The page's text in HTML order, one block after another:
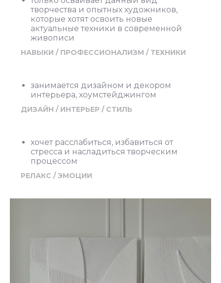
творчества и опытных художников,
которые хотят освоить новые
актуальные техники в современной
живописи
НАВЫКИ / ПРОФЕССИОНАЛИЗМ / ТЕХНИКИ
занимается дизайном и декором
интерьера, хоумстейджингом
ДИЗАЙН / ИНТЕРЬЕР / СТИЛЬ
хочет расслабиться, избавиться от
стресса и насладиться творческим
процессом
РЕЛАКС / ЭМОЦИИ